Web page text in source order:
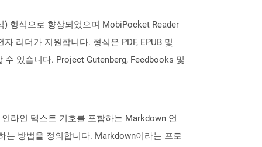
) 형식으로 향상되었으며 MobiPocket Reader
리더가 지원합니다. 형식은 PDF, EPUB 및
있습니다. Project Gutenberg, Feedbooks 및
라인 텍스트 기호를 포함하는 Markdown 언
는 방법을 정의합니다. Markdown이라는 프로